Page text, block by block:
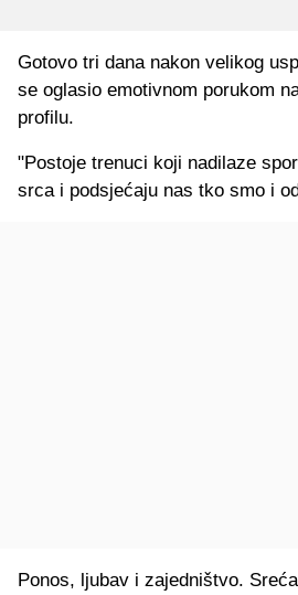
Gotovo tri dana nakon velikog
se oglasio emotivnom porukom
profilu.
"Postoje trenuci koji nadilaze
srca i podsjećaju nas tko smo i
Ponos, ljubav i zajedništvo.